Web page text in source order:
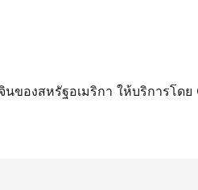
ของสหรัฐอเมริกา ให้บริการโดย